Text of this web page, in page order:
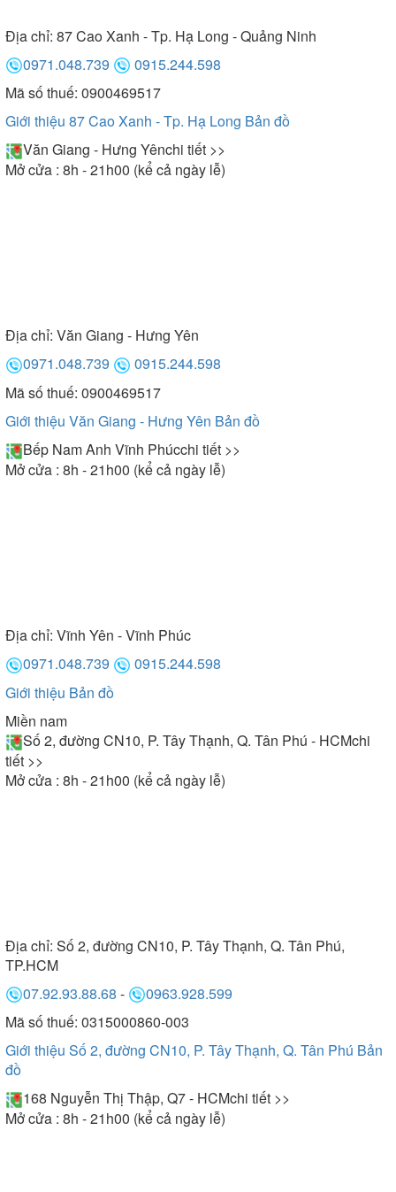
Địa chỉ: 87 Cao Xanh - Tp. Hạ Long - Quảng Ninh
0971.048.739
0915.244.598
Mã số thuế: 0900469517
Giới thiệu 87 Cao Xanh - Tp. Hạ Long Bản đồ
Văn Giang - Hưng Yênchi tiết >>
Mở cửa : 8h - 21h00 (kể cả ngày lễ)
Địa chỉ: Văn Giang - Hưng Yên
0971.048.739
0915.244.598
Mã số thuế: 0900469517
Giới thiệu Văn Giang - Hưng Yên Bản đồ
Bếp Nam Anh Vĩnh Phúcchi tiết >>
Mở cửa : 8h - 21h00 (kể cả ngày lễ)
Địa chỉ: Vĩnh Yên - Vĩnh Phúc
0971.048.739
0915.244.598
Giới thiệu Bản đồ
Miền nam
Số 2, đường CN10, P. Tây Thạnh, Q. Tân Phú - HCMchi
tiết >>
Mở cửa : 8h - 21h00 (kể cả ngày lễ)
Địa chỉ: Số 2, đường CN10, P. Tây Thạnh, Q. Tân Phú,
TP.HCM
07.92.93.88.68 -
0963.928.599
Mã số thuế: 0315000860-003
Giới thiệu Số 2, đường CN10, P. Tây Thạnh, Q. Tân Phú Bản
đồ
168 Nguyễn Thị Thập, Q7 - HCMchi tiết >>
Mở cửa : 8h - 21h00 (kể cả ngày lễ)